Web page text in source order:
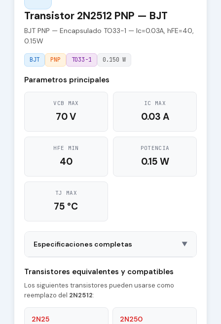
Transistor 2N2512 PNP — BJT
BJT PNP — Encapsulado TO33-1 — Ic=0.03A, hFE=40,
0.15W
BJT PNP TO33-1 0.150 W
Parametros principales
VCB MAX
70 V
IC MAX
0.03 A
HFE MIN
40
POTENCIA
0.15 W
TJ MAX
75 °C
Especificaciones completas ▼
Polarity PNP
Material of
Transistor
Ge
Transistores equivalentes y compatibles
Los siguientes transistores pueden usarse como
reemplazo del 2N2512:
2N25 2N250